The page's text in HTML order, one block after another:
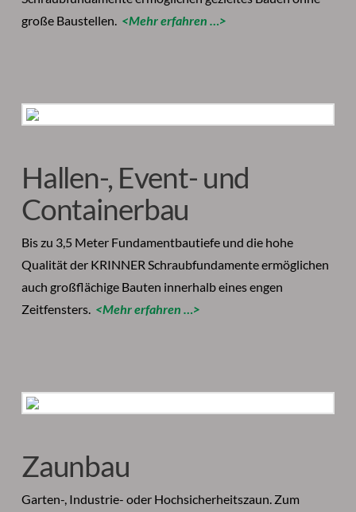
große Baustellen. <Mehr erfahren …>
Hallen-, Event- und
Containerbau
Bis zu 3,5 Meter Fundamentbautiefe und die hohe
Qualität der KRINNER Schraubfundamente ermöglichen
auch großflächige Bauten innerhalb eines engen
Zeitfensters. <Mehr erfahren …>
Zaunbau
Garten-, Industrie- oder Hochsicherheitszaun. Zum